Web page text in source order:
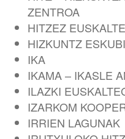
ZENTROA
HITZEZ
HIZKUNTZ
IKA
IKAMA – IKASLE
ILAZKI
IZARKOM
IRRIEN LAGUNAK